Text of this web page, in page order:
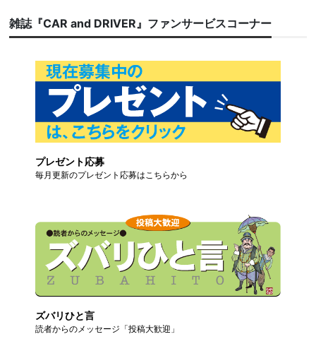
雑誌『CAR and DRIVER』ファンサービスコーナー
プレゼント応募
毎月更新のプレゼント応募はこちらから
ズバリひと言
読者からのメッセージ「投稿大歓迎」